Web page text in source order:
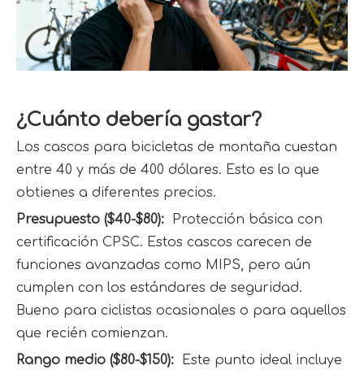
¿Cuánto debería gastar?
Los cascos para bicicletas de montaña cuestan
entre 40 y más de 400 dólares. Esto es lo que
obtienes a diferentes precios.
Presupuesto ($40-$80):
Protección básica con
certificación CPSC. Estos cascos carecen de
funciones avanzadas como MIPS, pero aún
cumplen con los estándares de seguridad.
Bueno para ciclistas ocasionales o para aquellos
que recién comienzan.
Rango medio ($80-$150):
Este punto ideal incluye